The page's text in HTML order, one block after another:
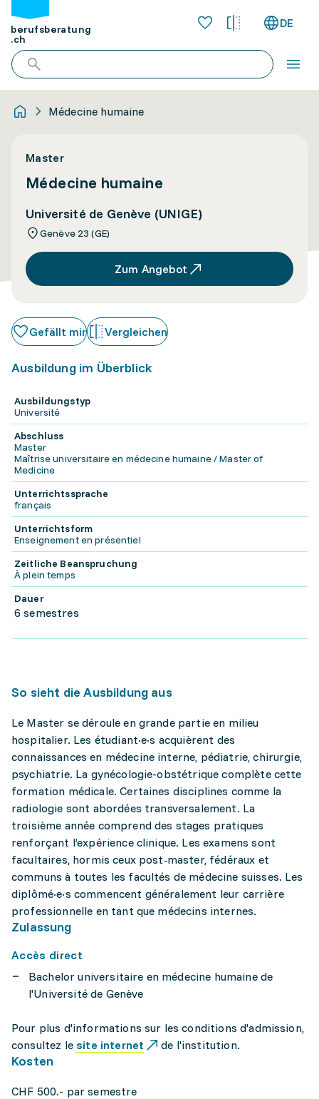
berufsberatung
.ch
DE
Médecine humaine
Master
Médecine humaine
Université de Genève (UNIGE)
Genève 23 (GE)
Zum Angebot
Gefällt mir Vergleichen
Ausbildung im Überblick
Ausbildungstyp
Université
Abschluss
Master
Maîtrise universitaire en médecine humaine / Master of
Medicine
Unterrichtssprache
français
Unterrichtsform
Enseignement en présentiel
Zeitliche Beanspruchung
À plein temps
Dauer
6 semestres
So sieht die Ausbildung aus
Le Master se déroule en grande partie en milieu
hospitalier. Les étudiant·e·s acquièrent des
connaissances en médecine interne, pédiatrie, chirurgie,
psychiatrie. La gynécologie-obstétrique complète cette
formation médicale. Certaines disciplines comme la
radiologie sont abordées transversalement. La
troisième année comprend des stages pratiques
renforçant l’expérience clinique. Les examens sont
facultaires, hormis ceux post‑master, fédéraux et
communs à toutes les facultés de médecine suisses. Les
diplômé·e·s commencent généralement leur carrière
professionnelle en tant que médecins internes.
Zulassung
Accès direct
Bachelor universitaire en médecine humaine de
l'Université de Genève
Pour plus d'informations sur les conditions d'admission,
consultez le site internet de l'institution.
Kosten
CHF 500.- par semestre